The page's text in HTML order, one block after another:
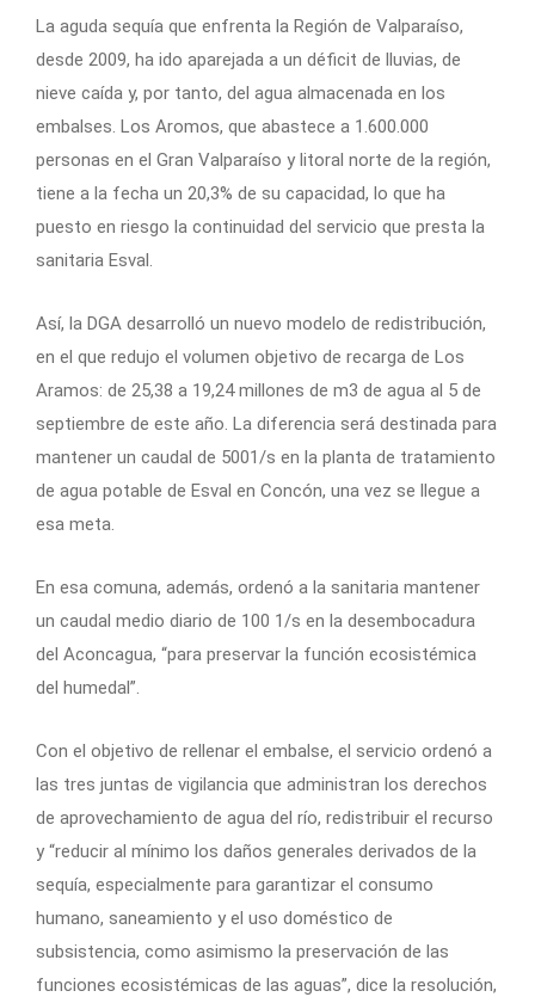
La aguda sequía que enfrenta la Región de Valparaíso,
desde 2009, ha ido aparejada a un déficit de lluvias, de
nieve caída y, por tanto, del agua almacenada en los
embalses. Los Aromos, que abastece a 1.600.000
personas en el Gran Valparaíso y litoral norte de la región,
tiene a la fecha un 20,3% de su capacidad, lo que ha
puesto en riesgo la continuidad del servicio que presta la
sanitaria Esval.
Así, la DGA desarrolló un nuevo modelo de redistribución,
en el que redujo el volumen objetivo de recarga de Los
Aramos: de 25,38 a 19,24 millones de m3 de agua al 5 de
septiembre de este año. La diferencia será destinada para
mantener un caudal de 5001/s en la planta de tratamiento
de agua potable de Esval en Concón, una vez se llegue a
esa meta.
En esa comuna, además, ordenó a la sanitaria mantener
un caudal medio diario de 100 1/s en la desembocadura
del Aconcagua, “para preservar la función ecosistémica
del humedal”.
Con el objetivo de rellenar el embalse, el servicio ordenó a
las tres juntas de vigilancia que administran los derechos
de aprovechamiento de agua del río, redistribuir el recurso
y “reducir al mínimo los daños generales derivados de la
sequía, especialmente para garantizar el consumo
humano, saneamiento y el uso doméstico de
subsistencia, como asimismo la preservación de las
funciones ecosistémicas de las aguas”, dice la resolución,